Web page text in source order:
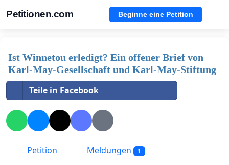
Petitionen.com Beginne eine Petition
Ist Winnetou erledigt? Ein offener Brief von
Karl-May-Gesellschaft und Karl-May-Stiftung
Teile in Facebook
Petition Meldungen 1